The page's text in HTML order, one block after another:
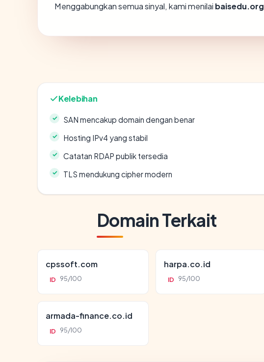
Menggabungkan semua sinyal, kami menilai baisedu.org
Kelebihan
SAN mencakup domain dengan benar
Hosting IPv4 yang stabil
Catatan RDAP publik tersedia
TLS mendukung cipher modern
Domain Terkait
cpssoft.com
ID 95/100
harpa.co.id
ID 95/100
armada-finance.co.id
ID 95/100